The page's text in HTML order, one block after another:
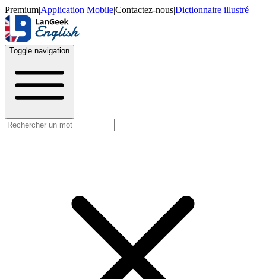
Premium|Application Mobile|Contactez-nous|Dictionnaire illustré
Toggle navigation